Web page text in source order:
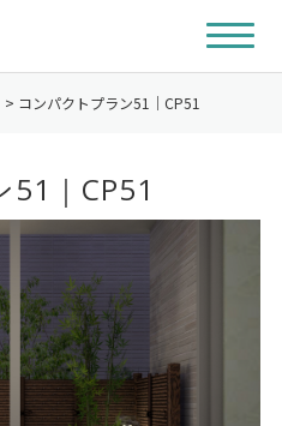
> コンパクトプラン51｜CP51
｜CP51